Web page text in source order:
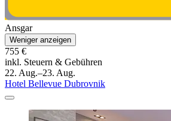
Ansgar
Weniger anzeigen
755 €
inkl. Steuern & Gebühren
22. Aug.–23. Aug.
Hotel Bellevue Dubrovnik